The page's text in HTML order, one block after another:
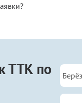
ТТК по